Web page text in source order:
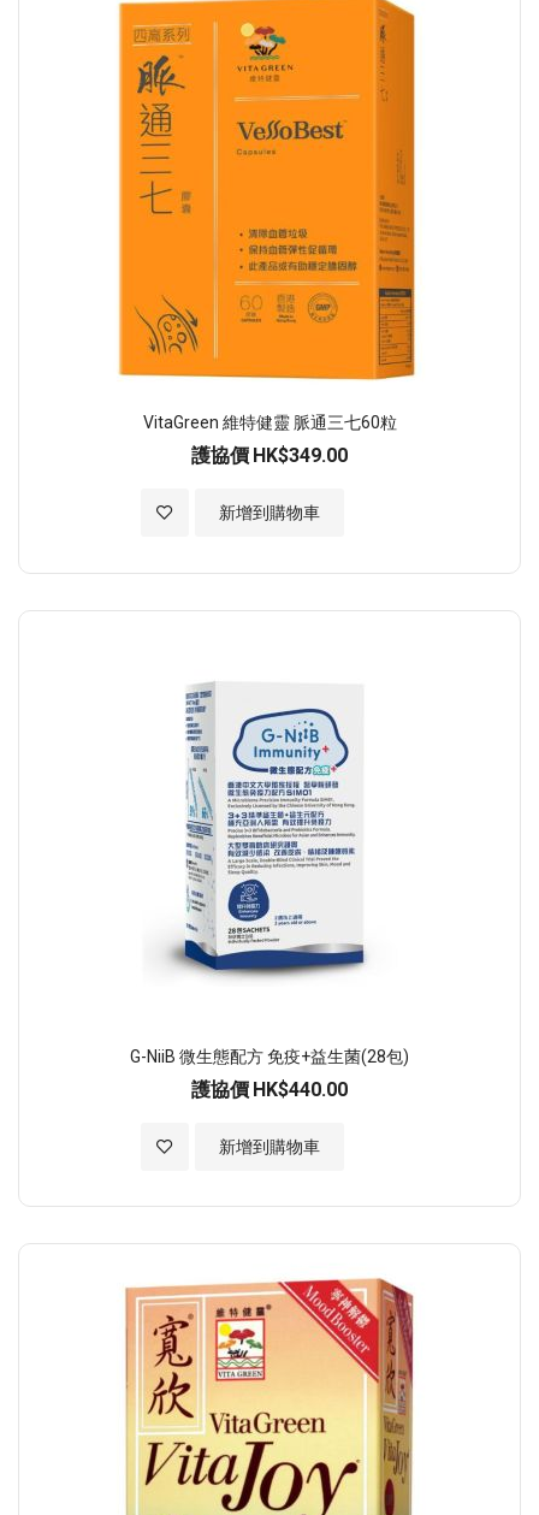
VitaGreen 維特健靈 脈通三七60粒
護協價 HK$349.00
新增到購物車
加入至願望清單
G-NiiB 微生態配方 免疫+益生菌(28包)
護協價 HK$440.00
新增到購物車
加入至願望清單